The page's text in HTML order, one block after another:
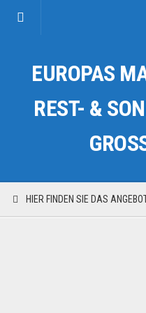
Kategorien
Auto & Motorrad
Fahrzeuge & Transport
EUROPAS
REST- &
HIER FINDEN SIE DAS